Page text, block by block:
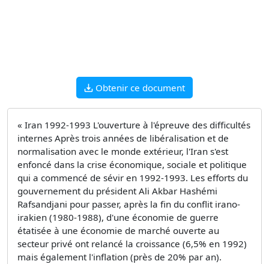
Obtenir ce document
« Iran 1992-1993 L'ouverture à l'épreuve des difficultés
internes Après trois années de libéralisation et de
normalisation avec le monde extérieur, l'Iran s'est
enfoncé dans la crise économique, sociale et politique
qui a commencé de sévir en 1992-1993. Les efforts du
gouvernement du président Ali Akbar Hashémi
Rafsandjani pour passer, après la fin du conflit irano-
irakien (1980-1988), d'une économie de guerre
étatisée à une économie de marché ouverte au
secteur privé ont relancé la croissance (6,5% en 1992)
mais également l'inflation (près de 20% par an).